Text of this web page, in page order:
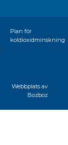
Plan för
koldioxidminskning
Webbplats av
Bozboz